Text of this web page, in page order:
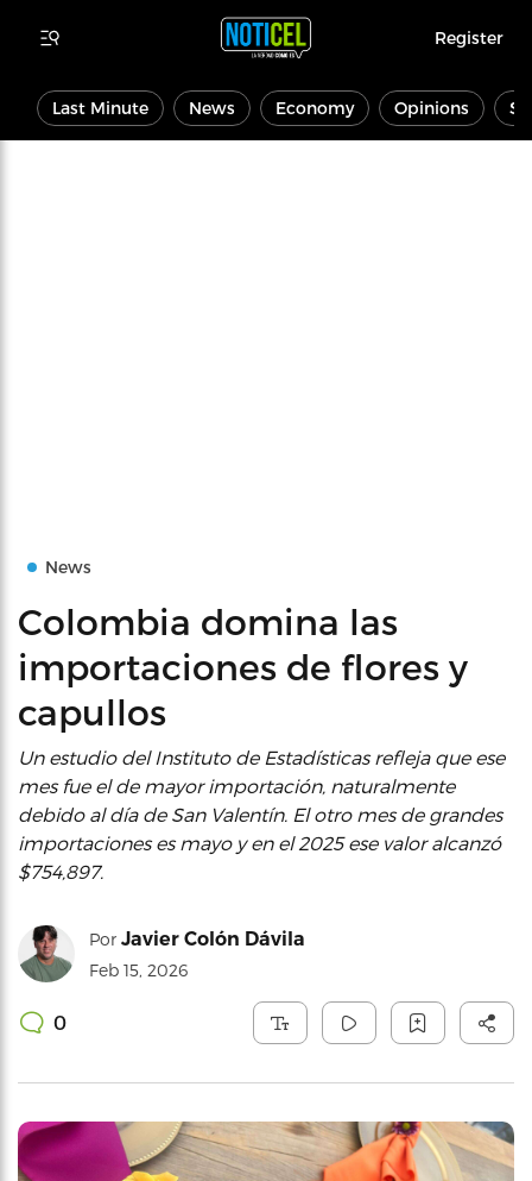
Register
Last Minute News Economy Opinions
News
Colombia domina las
importaciones de flores y
capullos
Un estudio del Instituto de Estadísticas refleja que ese
mes fue el de mayor importación, naturalmente
debido al día de San Valentín. El otro mes de grandes
importaciones es mayo y en el 2025 ese valor alcanzó
$754,897.
Por Javier Colón Dávila
Feb 15, 2026
0